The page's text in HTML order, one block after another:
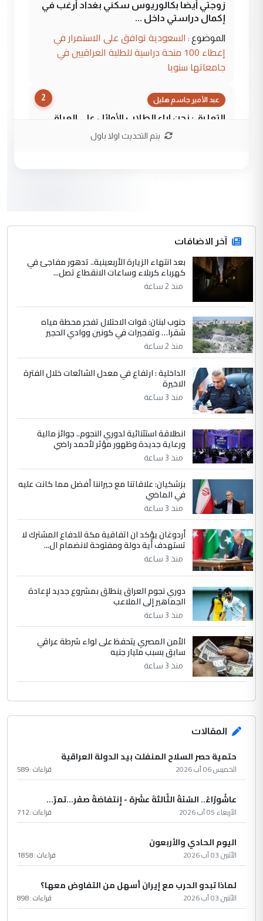
زوجتي أيضا بكالوريوس سكني بغداد أرغب في
إكمال دراستي داخل ...
الموضوع : السعودية توافق على الاستمرار في
إعطاء 100 منحة دراسية للطلبة العراقيين في
جامعاتها سنويا
2 عبد الأمير جاسم هليل
التعليق : نحن اباء الطلاب الأوائل على العراق
نتشرف بلقاء السيد احمد الصافي في العتبات
التعليق : قرار مستعجل جدا ولامصلحة فيه
للوزاره ولا للمواطن القرار الصائب يكون بعد
الاستماع للمدير ومغرفة ...
الموضوع :
وزير الصحة يعفي مدير مستشفى الكرخ
العام في بغداد
4 سردار
التعليق : واحد من عصابة علي ماما يسقط
جنسية الرافد الثالث للعراق ومن اصول عريقة
ابا فرات ...
الموضوع :
الجواهري يرد على صدام حسين سل
مضجعيك يابن الزنا (نص كامل)
5 سردار
التعليق : واحد من عصابة علي ماما يسقط
جنسية الرافد الثالث للعراق ومن اصول عريقة
الموضوع :
الجواهري يرد على صدام حسين سل
مضجعيك يابن الزنا (نص كامل)
يتم التحديث اولا باول
آخر الاضافات
بعد انتهاء الزيارة الأربعينية.. تدهور مفاجئ في
كهرباء كربلاء وساعات الانقطاع تصل...
منذ 2 ساعة
جنوب لبنان: قوات الاحتلال تفجر محطة مياه
شقرا… وتفجيرات في كونين ووادي الحجير
منذ 2 ساعة
الداخلية : ارتفاع في معدل الشائعات خلال الفترة
الاخيرة
منذ 3 ساعة
انطلاقة استثنائية لدوري النجوم.. جوائز مالية
ورعاية جديدة وظهور مؤثر لأحمد راضي
منذ 3 ساعة
بزشكيان: علاقاتنا مع جيراننا أفضل مما كانت عليه
في الماضي
منذ 3 ساعة
أردوغان يؤكد ان اتفاقية مكة للدفاع المشترك لا
تستهدف أية دولة ومفتوحة لانضمام ال...
منذ 3 ساعة
دوري نجوم العراق ينطلق بمشروع جديد لإعادة
الجماهير إلى الملاعب
منذ 3 ساعة
الأمن المصري يتحفظ على لواء شرطة عراقي
سابق بسبب مليار جنيه
منذ 3 ساعة
المقالات
حتمية حصر السلاح المنفلت بيد الدولة العراقية
الخميس 06 آب 2026 قراءات :589
عاشُورْاءُ.. السّنَةُ الثّالثةَ عشَرَة - إِنتفاضةُ صفَر…تمرّ...
الأربعاء 05 آب 2026 قراءات :712
اليوم الحادي والأربعون
الأثنين 03 آب 2026 قراءات :1858
لماذا تبدو الحرب مع إيران أسهل من التفاوض معها؟
الأثنين 03 آب 2026 قراءات :898